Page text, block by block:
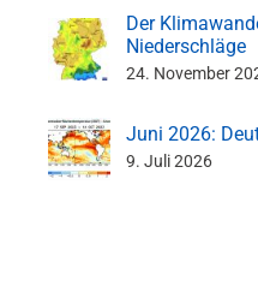
Der
Niederschläge
24. November
Juni 2026:
9. Juli 2026